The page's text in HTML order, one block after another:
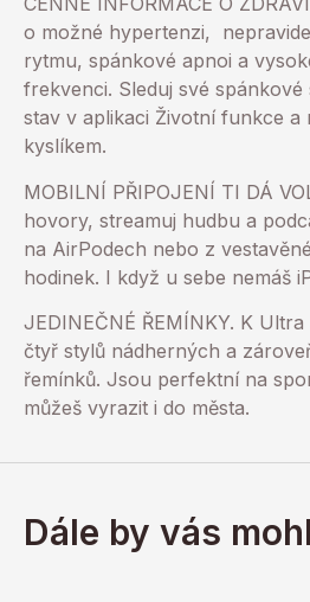
o možné hypertenzi,
rytmu, spánkové apnoi a
frekvenci. Sleduj své
stav v aplikaci Životní funkce a
kyslíkem.
MOBILNÍ PŘIPOJENÍ TI DÁ
hovory, streamuj hudbu a
na AirPodech nebo z
hodinek. I když u sebe nemáš
JEDINEČNÉ ŘEMÍNKY. K
čtyř stylů nádherných a
řemínků. Jsou perfektní na
můžeš vyrazit i do města.
Dále by vás